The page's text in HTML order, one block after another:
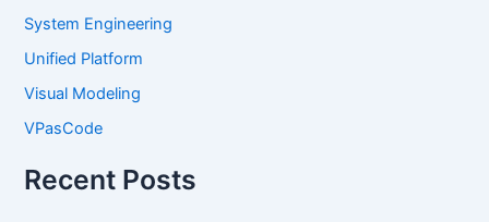
System Engineering
Unified Platform
Visual Modeling
VPasCode
Recent Posts